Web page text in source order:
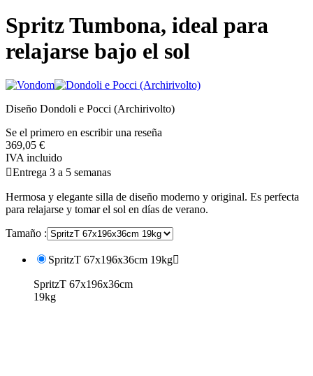
Spritz Tumbona, ideal para
relajarse bajo el sol
Diseño Dondoli e Pocci (Archirivolto)
Se el primero en escribir una reseña
369,05 €
IVA incluido
Entrega 3 a 5 semanas
Hermosa y elegante silla de diseño moderno y original. Es perfecta
para relajarse y tomar el sol en días de verano.
Tamaño :
SpritzT 67x196x36cm 19kg
SpritzT 67x196x36cm
19kg